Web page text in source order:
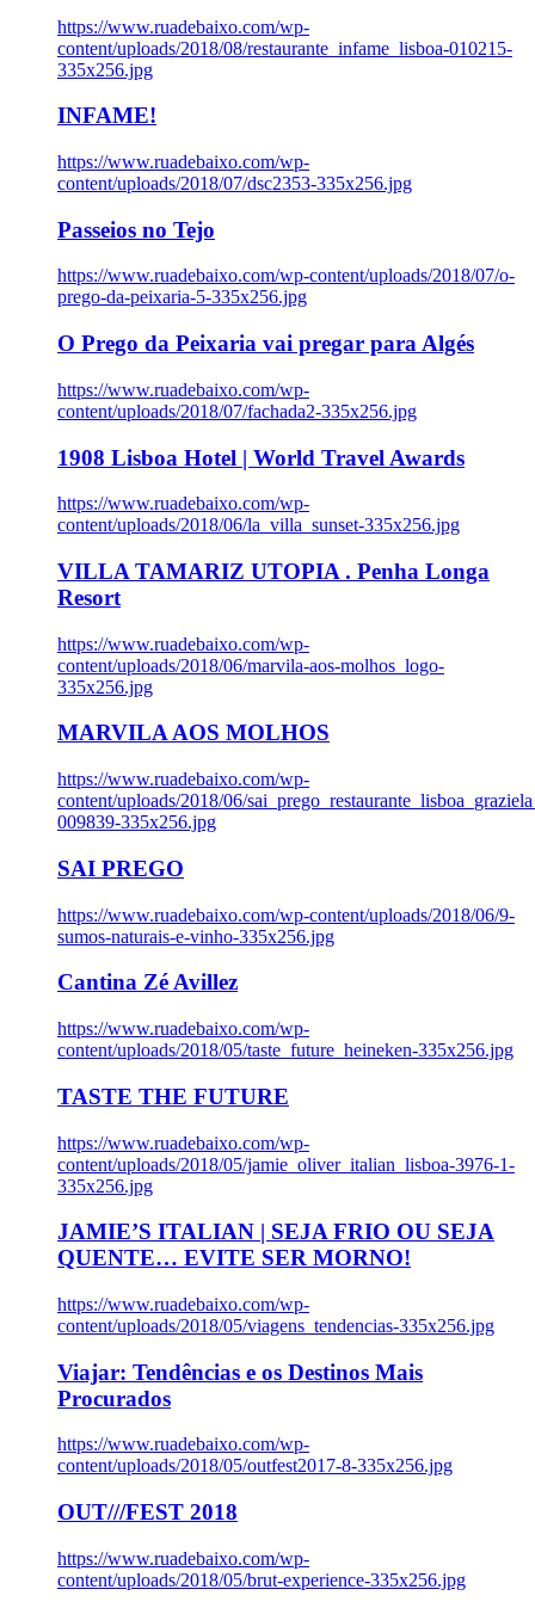
https://www.ruadebaixo.com/wp-
content/uploads/2018/08/restaurante_infame_lisboa-010215-
335x256.jpg
INFAME!
https://www.ruadebaixo.com/wp-
content/uploads/2018/07/dsc2353-335x256.jpg
Passeios no Tejo
https://www.ruadebaixo.com/wp-content/uploads/2018/07/o-
prego-da-peixaria-5-335x256.jpg
O Prego da Peixaria vai pregar para Algés
https://www.ruadebaixo.com/wp-
content/uploads/2018/07/fachada2-335x256.jpg
1908 Lisboa Hotel | World Travel Awards
https://www.ruadebaixo.com/wp-
content/uploads/2018/06/la_villa_sunset-335x256.jpg
VILLA TAMARIZ UTOPIA . Penha Longa
Resort
https://www.ruadebaixo.com/wp-
content/uploads/2018/06/marvila-aos-molhos_logo-
335x256.jpg
MARVILA AOS MOLHOS
https://www.ruadebaixo.com/wp-
content/uploads/2018/06/
009839-335x256.jpg
SAI PREGO
https://www.ruadebaixo.com/wp-content/uploads/2018/06/9-
sumos-naturais-e-vinho-335x256.jpg
Cantina Zé Avillez
https://www.ruadebaixo.com/wp-
content/uploads/2018/05/taste_future_heineken-335x256.jpg
TASTE THE FUTURE
https://www.ruadebaixo.com/wp-
content/uploads/2018/05/jamie_oliver_italian_lisboa-3976-1-
335x256.jpg
JAMIE’S ITALIAN | SEJA FRIO OU SEJA
QUENTE… EVITE SER MORNO!
https://www.ruadebaixo.com/wp-
content/uploads/2018/05/viagens_tendencias-335x256.jpg
Viajar: Tendências e os Destinos Mais
Procurados
https://www.ruadebaixo.com/wp-
content/uploads/2018/05/outfest2017-8-335x256.jpg
OUT///FEST 2018
https://www.ruadebaixo.com/wp-
content/uploads/2018/05/brut-experience-335x256.jpg